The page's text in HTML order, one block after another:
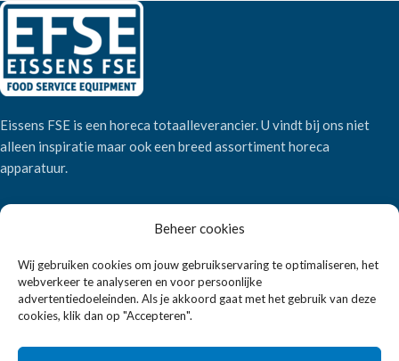
Beheer cookies
Wij gebruiken cookies om jouw gebruikservaring te optimaliseren, het
webverkeer te analyseren en voor persoonlijke
advertentiedoeleinden. Als je akkoord gaat met het gebruik van deze
cookies, klik dan op "Accepteren".
Eissens FSE is een horeca totaalleverancier. U vindt bij ons niet
alleen inspiratie maar ook een breed assortiment horeca
apparatuur.
Wandelweg 198, 1521 AM Wormerveer
E-mail:verkoop@eissensfse.nl
KLANTENSERVICE